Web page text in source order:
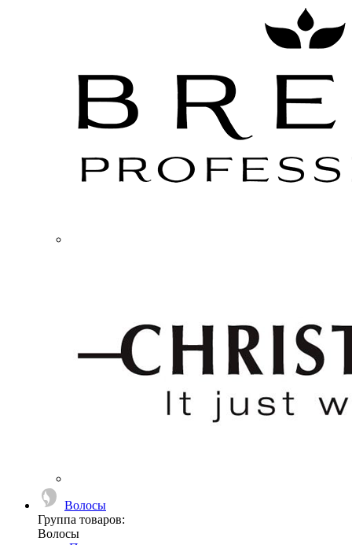
Волосы
Группа товаров:
Волосы